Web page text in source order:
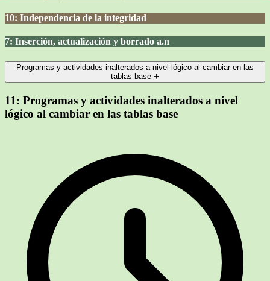
10: Independencia de la integridad
7: Inserción, actualización y borrado a.n
Programas y actividades inalterados a nivel lógico al cambiar en las
tablas base
11: Programas y actividades inalterados a nivel
lógico al cambiar en las tablas base